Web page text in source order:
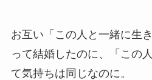
お互い「この人と一緒に生
って結婚したのに、「この
て気持ちは同じなのに。